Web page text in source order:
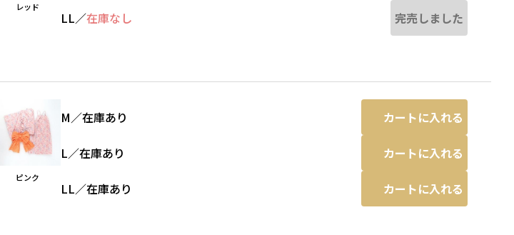
※撮影場所の関係上、着用画像は実物と若干異なる場合があります。 ※撮影場所の関係上、着用画像は
レッド
LL／在庫なし 完売しました
ピンク
M／在庫あり カートに入れる
L／在庫あり カートに入れる
LL／在庫あり カートに入れる